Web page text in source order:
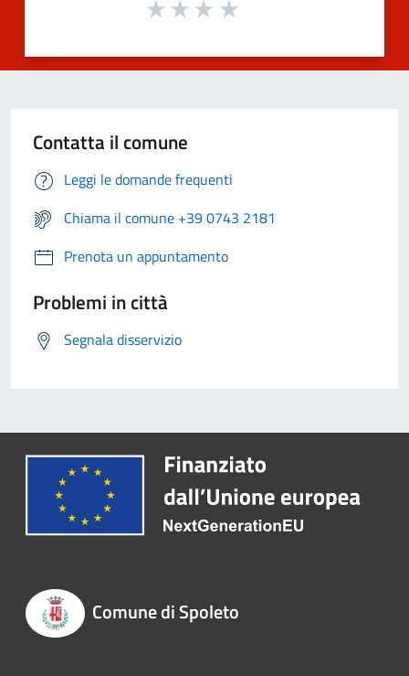
Contatta il comune
Leggi le domande frequenti
Chiama il comune +39 0743 2181
Prenota un appuntamento
Problemi in città
Segnala disservizio
Comune di Spoleto